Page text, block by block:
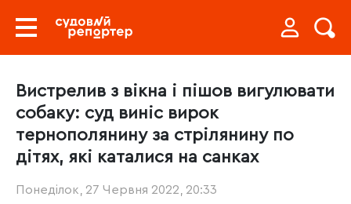
Вистрелив з вікна і пішов вигулювати
собаку: суд виніс вирок
тернополянину за стрілянину по
дітях, які каталися на санках
Понеділок, 27 Червня 2022, 20:33